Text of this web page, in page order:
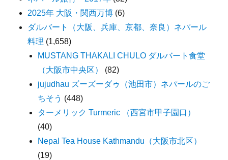
2025年 大阪・関西万博 (6)
ダルバート（大阪、兵庫、京都、奈良）ネパール
料理 (1,658)
MUSTANG THAKALI CHULO ダルバート食堂
（大阪市中央区）
(82)
jujudhau ズーズーダゥ（池田市）ネパールのご
ちそう (448)
ターメリック Turmeric （西宮市甲子園口）
(40)
Nepal Tea House Kathmandu（大阪市北区）
(19)